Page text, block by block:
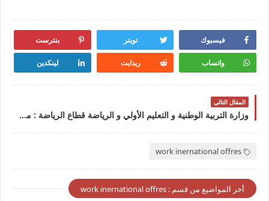
فيسبوك تويتر بنترست
واتساب ريدايت لينكدين
المقال التالي
وزارة التربية الوطنية و التعليم الأولي و الرياضة قطاع الرياضة : مباراة توظيف 20 متصرف من الدرجة الثالثة آخر أجل 6 مارس 2026
work inernational offres
أخر المواضيع من قسم : work inernational offres